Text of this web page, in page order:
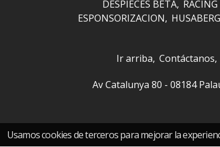
DESPIECES BETA
ESPONSORIZACION
HUSABERG
Ir arriba Contáctanos
Av Catalunya 80 - 08184
Usamos cookies de terceros para mejorar la